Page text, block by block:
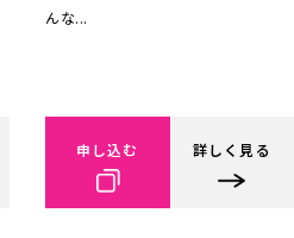
んな...
申し込む 詳しく見る